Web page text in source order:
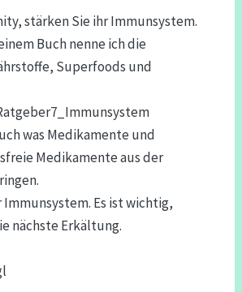
stärken Sie ihr Immunsystem.
Buch nenne ich die
Superfoods und
was Medikamente und
Medikamente aus der
Immunsystem. Es ist wichtig,
nächste Erkältung.